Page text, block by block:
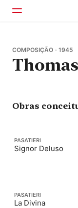
Início
Explorar
COMPOSIÇÃO · 1945
Obras
PASATIERI
Signor Deluso
PASATIERI
La Divina